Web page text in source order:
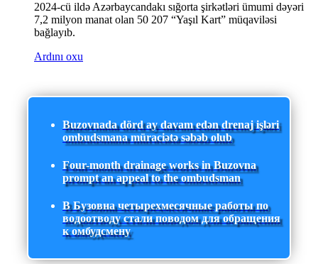
2024-cü ildə Azərbaycandakı sığorta şirkətləri ümumi dəyəri
7,2 milyon manat olan 50 207 “Yaşıl Kart” müqaviləsi
bağlayıb.
Ardını oxu
Buzovnada dörd ay davam edən drenaj işləri
ombudsmana müraciətə səbəb olub
Four-month drainage works in Buzovna
prompt an appeal to the ombudsman
В Бузовна четырехмесячные работы по
водоотводу стали поводом для обращения
к омбудсмену